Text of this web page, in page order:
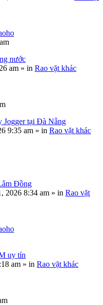
nước
am » in Rao vặt khác
Jogger tại Đà Nẵng
9:35 am » in Rao vặt khác
Đồng
2026 8:34 am » in Rao vặt
uy tín
am » in Rao vặt khác